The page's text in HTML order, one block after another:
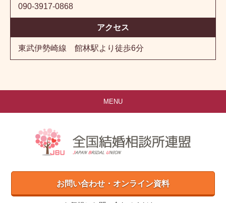
090-3917-0868
アクセス
東武伊勢崎線 館林駅より徒歩6分
MENU
お問い合わせ・オンライン資料